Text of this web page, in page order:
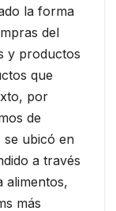
la forma
del
y productos
que
por
de
se ubicó en
a través
alimentos,
más